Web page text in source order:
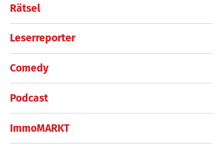
Rätsel
Leserreporter
Comedy
Podcast
ImmoMARKT